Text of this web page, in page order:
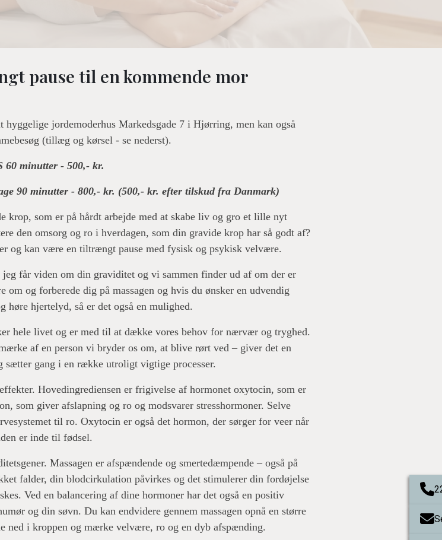
pause til en kommende mor
hyggelige jordemoderhus Markedsgade 7 i Hjørring, men kan også
(tillæg og kørsel - se nederst).
60 minutter - 500,- kr.
90 minutter - 800,- kr. (500,- kr. efter tilskud fra Danmark)
krop, som er på hårdt arbejde med at skabe liv og gro et lille nyt
den omsorg og ro i hverdagen, som din gravide krop har så godt af?
og kan være en tiltrængt pause med fysisk og psykisk velvære.
får viden om din graviditet og vi sammen finder ud af om der er
og forberede dig på massagen og hvis du ønsker en udvendig
høre hjertelyd, så er det også en mulighed.
hele livet og er med til at dække vores behov for nærvær og tryghed.
af en person vi bryder os om, at blive rørt ved – giver det en
sætter gang i en række utroligt vigtige processer.
Hovedingrediensen er frigivelse af hormonet oxytocin, som er
som giver afslapning og ro og modsvarer stresshormoner. Selve
til ro. Oxytocin er også det hormon, der sørger for veer når
er inde til fødsel.
Massagen er afspændende og smertedæmpende – også på
falder, din blodcirkulation påvirkes og det stimulerer din fordøjelse
Ved en balancering af dine hormoner har det også en positiv
og din søvn. Du kan endvidere gennem massagen opnå en større
ned i kroppen og mærke velvære, ro og en dyb afspænding.